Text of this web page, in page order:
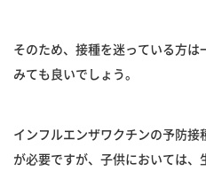
そのため、接種を迷っている方は
みても良いでしょう。
インフルエンザワクチンの予防
が必要ですが、子供においては